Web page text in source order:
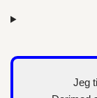
Jeg